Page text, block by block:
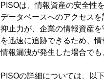
PISOは、情報資産の安全性
データベースへのアクセス
抑止力が、企業の情報資産
を迅速に追跡できるため、
情報漏洩が発生した場合でも
PISOの詳細については、以